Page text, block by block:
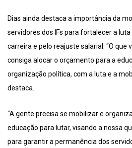
Dias ainda destaca a importância da
servidores dos IFs para fortalecer a
carreira e pelo reajuste salarial: “O que
consiga alocar o orçamento para a
organização política, com a luta e a
destaca.
“A gente precisa se mobilizar e
educação para lutar, visando a nossa
para garantir a permanência dos